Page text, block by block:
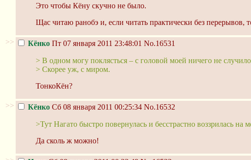
Это чтобы Кёну скучно не было.
Щас читаю ранобэ и, если читать практически без перерывов,
>> Кёнко Пт 07 января 2011 23:48:01 No.16531
> В одном могу поклясться – с головой моей ничего не
> Скорее уж, с миром.
ТонкоКён?
>> Кёнко Сб 08 января 2011 00:25:34 No.16532
>Тут Нагато быстро повернулась и бесстрастно воззрилась на
Да сколь ж можно!